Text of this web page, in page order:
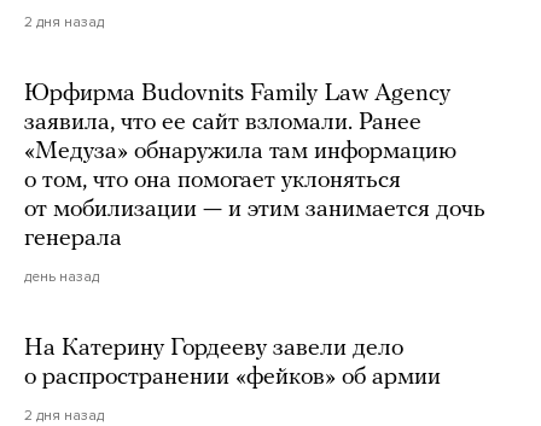
2 дня назад
Юрфирма Budovnits Family Law Agency
заявила, что ее сайт взломали. Ранее
«Медуза» обнаружила там информацию
о том, что она помогает уклоняться
от мобилизации — и этим занимается дочь
генерала
день назад
На Катерину Гордееву завели дело
о распространении «фейков» об армии
2 дня назад